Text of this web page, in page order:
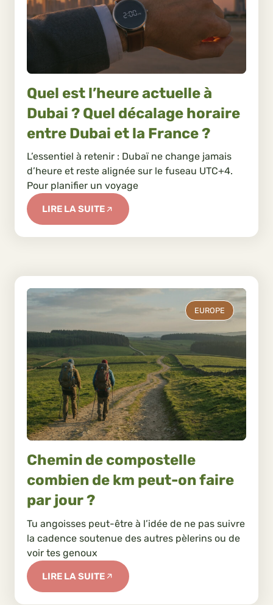
Quel est l’heure actuelle à
Dubai ? Quel décalage horaire
entre Dubai et la France ?
L’essentiel à retenir : Dubaï ne change jamais
d’heure et reste alignée sur le fuseau UTC+4.
Pour planifier un voyage
LIRE LA SUITE
EUROPE
Chemin de compostelle
combien de km peut-on faire
par jour ?
Tu angoisses peut-être à l’idée de ne pas suivre
la cadence soutenue des autres pèlerins ou de
voir tes genoux
LIRE LA SUITE